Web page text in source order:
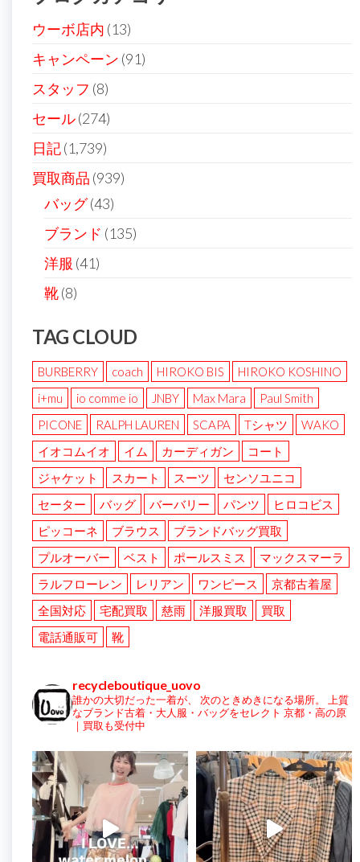
ョ
ン
ウーボ店内 (13)
キャンペーン (91)
スタッフ (8)
セール(274)
日記(1,739)
買取商品 (939)
バッグ(43)
ブランド (135)
洋服 (41)
靴(8)
TAG CLOUD
BURBERRY coach HIROKO BIS
HIROKO KOSHINO
i+mu
io comme io JNBY Max Mara
Paul Smith
PICONE
RALPH LAUREN SCAPA Tシャツ
WAKO
イオコムイオ
イム カーディガン
コート
ジャケット
スカート スーツ
センソユニコ
セーター
バッグ バーバリー パンツ
ヒロコビス
ピッコーネ
ブラウス
ブランドバッグ買取
プルオーバー
ベスト ポールスミス
マックスマーラ
ラルフローレン
レリアン ワンピース
京都古着屋
全国対応
宅配買取 慈雨 洋服買取
買取
電話通販可
靴
recycleboutique_uovo
誰かの大切だった一着が、 次のときめきになる場所。
上質
なブランド古着・大人服・バッグをセレクト 京都・高の原
｜買取も受付中